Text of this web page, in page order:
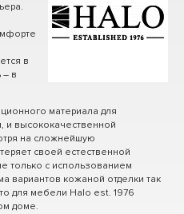
в
– в
материала для
и высококачественной
на сложнейшую
своей естественной
только с использованием
вариантов кожаной отделки так
для мебели Halo est. 1976
доме.